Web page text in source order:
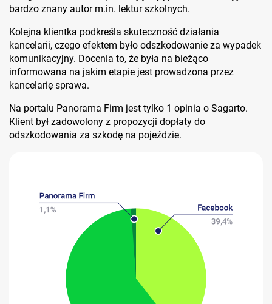
bardzo znany autor m.in. lektur szkolnych.
Kolejna klientka podkreśla skuteczność działania
kancelarii, czego efektem było odszkodowanie za wypadek
komunikacyjny. Docenia to, że była na bieżąco
informowana na jakim etapie jest prowadzona przez
kancelarię sprawa.
Na portalu Panorama Firm jest tylko 1 opinia o Sagarto.
Klient był zadowolony z propozycji dopłaty do
odszkodowania za szkodę na pojeździe.